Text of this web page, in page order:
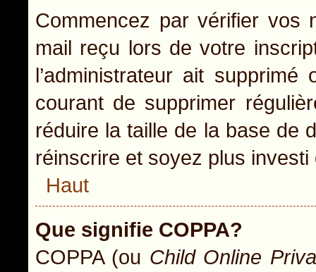
Commencez par vérifier vos
mail reçu lors de votre
l’administrateur ait
courant de supprimer
réduire la taille de la base de
réinscrire et soyez plus
Haut
Que signifie COPPA?
COPPA (ou Child Online